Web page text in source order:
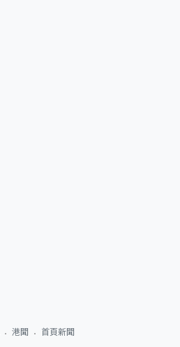
港聞 首頁新聞